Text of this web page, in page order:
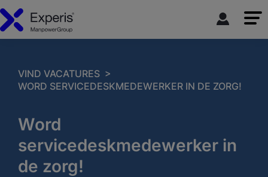
VIND VACATURES >
WORD SERVICEDESKMEDEWERKER IN DE ZORG!
Word
servicedeskmedewerker in
de zorg!